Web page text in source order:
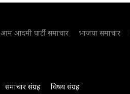
आम आदमी पार्टी समाचार भाजपा समाचार
समाचार संग्रह विषय संग्रह